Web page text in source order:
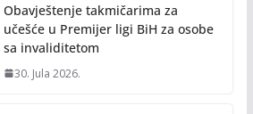
Obavještenje takmičarima za
učešće u Premijer ligi BiH za osobe
sa invaliditetom
30. Jula 2026.